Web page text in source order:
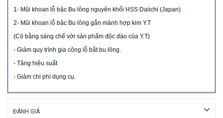
1- Mũi khoan lỗ bậc Bu lông nguyên khối HSS Daiichi (Japan)
2- Mũi khoan lỗ bậc Bu lông gắn mảnh hợp kim Y.T
(Có bằng sáng chế với sản phẩm độc đáo của Y.T)
- Giảm quy trình gia công lỗ bắt bu lông.
- Tăng hiệu suất
- Giảm chi phí dụng cụ.
ĐÁNH GIÁ